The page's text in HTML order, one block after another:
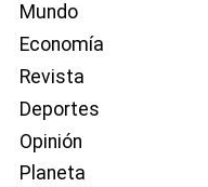
Mundo
Economía
Revista
Deportes
Opinión
Planeta